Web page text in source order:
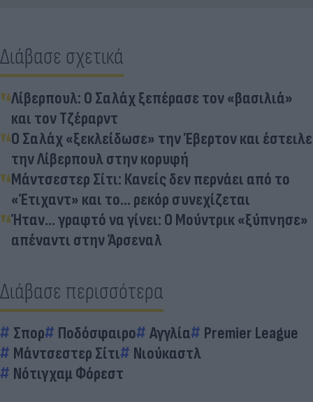
Διάβασε σχετικά
Λίβερπουλ: Ο Σαλάχ ξεπέρασε τον «βασιλιά»
και τον Τζέραρντ
Ο Σαλάχ «ξεκλείδωσε» την Έβερτον και έστειλε
την Λίβερπουλ στην κορυφή
Μάντσεστερ Σίτι: Κανείς δεν περνάει από το
«Έτιχαντ» και το... ρεκόρ συνεχίζεται
Ήταν... γραφτό να γίνει: Ο Μούντρικ «ξύπνησε»
απέναντι στην Άρσεναλ
Διάβασε περισσότερα
Σπορ Ποδόσφαιρο Αγγλία
Premier League
Μάντσεστερ Σίτι
Νιούκαστλ
Νότιγχαμ Φόρεστ